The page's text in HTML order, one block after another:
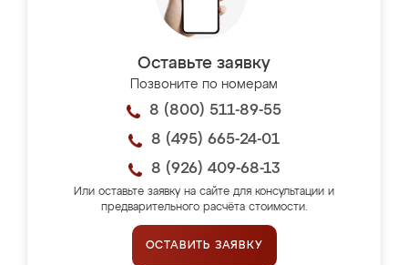
Оставьте заявку
Позвоните по номерам
8 (800) 511-89-55
8 (495) 665-24-01
8 (926) 409-68-13
Или оставьте заявку на сайте для консультации и
предварительного расчёта стоимости.
ОСТАВИТЬ ЗАЯВКУ